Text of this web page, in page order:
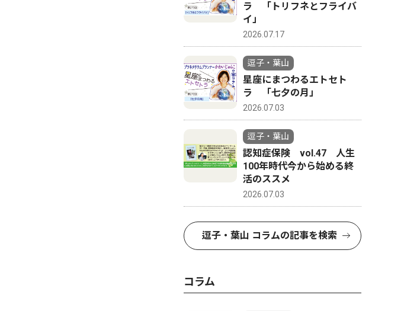
ラ 「トリフネとフライバ
イ」
2026.07.17
逗子・葉山
星座にまつわるエトセト
ラ 「七夕の月」
2026.07.03
逗子・葉山
認知症保険 vol.47 人生
100年時代今から始める終
活のススメ
2026.07.03
逗子・葉山 コラムの記事を検索
コラム